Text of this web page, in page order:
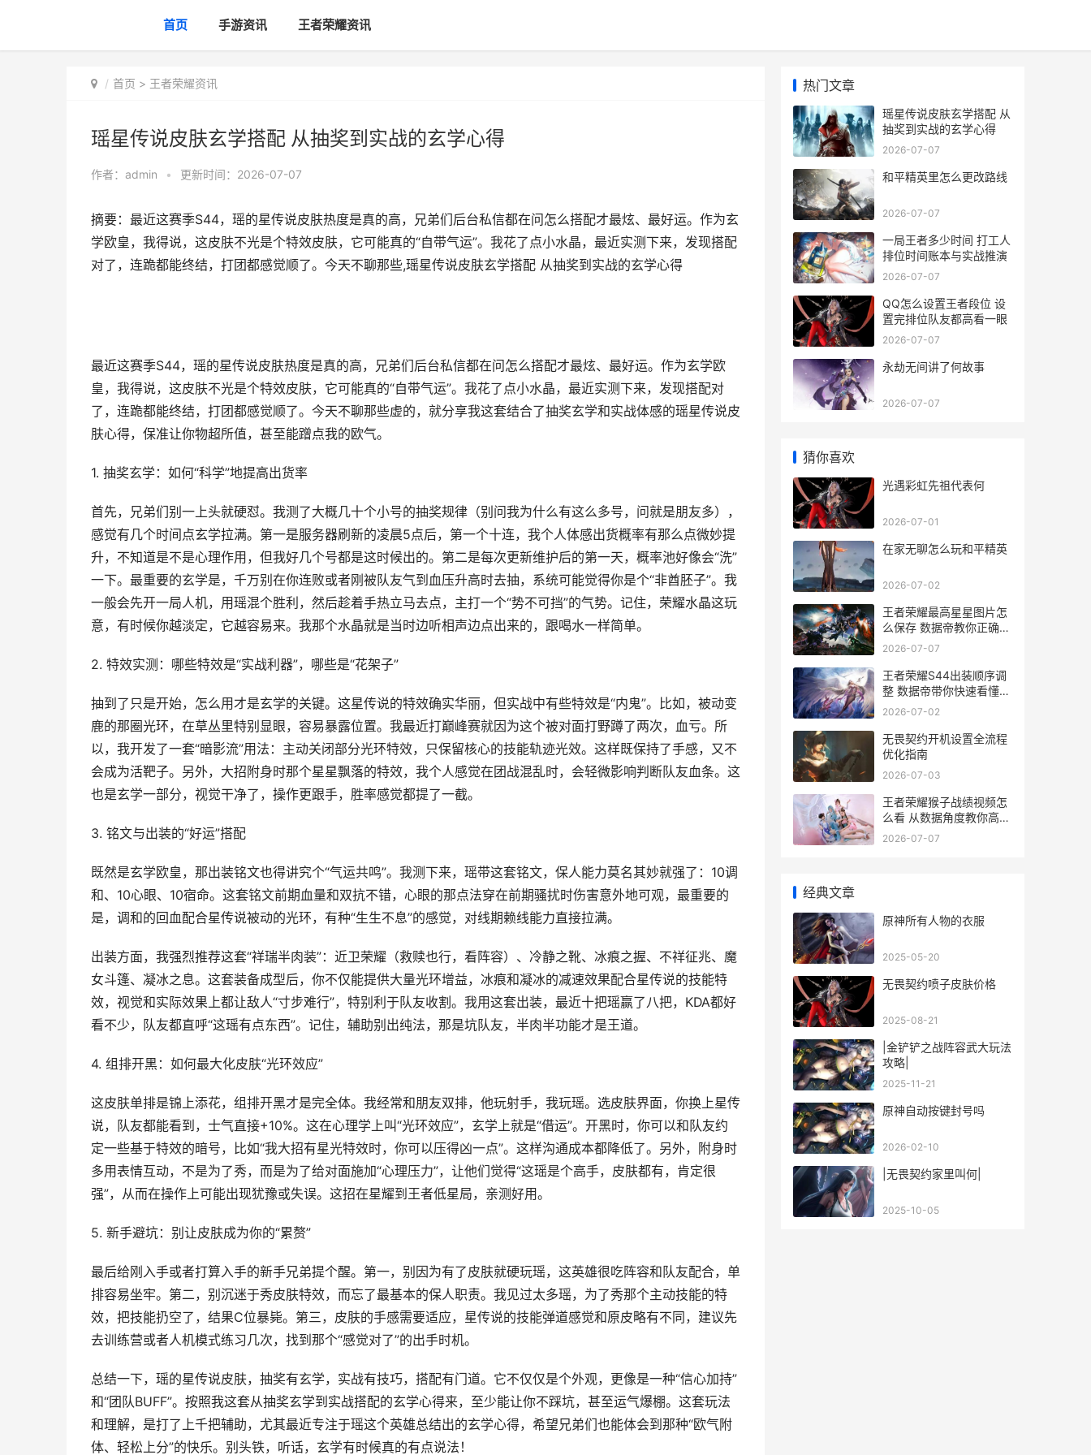
首页 手游资讯 王者荣耀资讯
首页 > 王者荣耀资讯
瑶星传说皮肤玄学搭配 从抽奖到实战的玄学心得
作者： admin • 更新时间：2026-07-07
摘要：最近这赛季S44，瑶的星传说皮肤热度是真的高，兄弟们后台私信都在问怎么搭配才最炫、最好运。作为玄
学欧皇，我得说，这皮肤不光是个特效皮肤，它可能真的“自带气运”。我花了点小水晶，最近实测下来，发现搭配
对了，连跪都能终结，打团都感觉顺了。今天不聊那些,瑶星传说皮肤玄学搭配 从抽奖到实战的玄学心得
最近这赛季S44，瑶的星传说皮肤热度是真的高，兄弟们后台私信都在问怎么搭配才最炫、最好运。作为玄学欧
皇，我得说，这皮肤不光是个特效皮肤，它可能真的“自带气运”。我花了点小水晶，最近实测下来，发现搭配对
了，连跪都能终结，打团都感觉顺了。今天不聊那些虚的，就分享我这套结合了抽奖玄学和实战体感的瑶星传说皮
肤心得，保准让你物超所值，甚至能蹭点我的欧气。
1. 抽奖玄学：如何“科学”地提高出货率
首先，兄弟们别一上头就硬怼。我测了大概几十个小号的抽奖规律（别问我为什么有这么多号，问就是朋友多），
感觉有几个时间点玄学拉满。第一是服务器刷新的凌晨5点后，第一个十连，我个人体感出货概率有那么点微妙提
升，不知道是不是心理作用，但我好几个号都是这时候出的。第二是每次更新维护后的第一天，概率池好像会“洗”
一下。最重要的玄学是，千万别在你连败或者刚被队友气到血压升高时去抽，系统可能觉得你是个“非酋胚子”。我
一般会先开一局人机，用瑶混个胜利，然后趁着手热立马去点，主打一个“势不可挡”的气势。记住，荣耀水晶这玩
意，有时候你越淡定，它越容易来。我那个水晶就是当时边听相声边点出来的，跟喝水一样简单。
2. 特效实测：哪些特效是“实战利器”，哪些是“花架子”
抽到了只是开始，怎么用才是玄学的关键。这星传说的特效确实华丽，但实战中有些特效是“内鬼”。比如，被动变
鹿的那圈光环，在草丛里特别显眼，容易暴露位置。我最近打巅峰赛就因为这个被对面打野蹲了两次，血亏。所
以，我开发了一套“暗影流”用法：主动关闭部分光环特效，只保留核心的技能轨迹光效。这样既保持了手感，又不
会成为活靶子。另外，大招附身时那个星星飘落的特效，我个人感觉在团战混乱时，会轻微影响判断队友血条。这
也是玄学一部分，视觉干净了，操作更跟手，胜率感觉都提了一截。
3. 铭文与出装的“好运”搭配
既然是玄学欧皇，那出装铭文也得讲究个“气运共鸣”。我测下来，瑶带这套铭文，保人能力莫名其妙就强了：10调
和、10心眼、10宿命。这套铭文前期血量和双抗不错，心眼的那点法穿在前期骚扰时伤害意外地可观，最重要的
是，调和的回血配合星传说被动的光环，有种“生生不息”的感觉，对线期赖线能力直接拉满。
出装方面，我强烈推荐这套“祥瑞半肉装”：近卫荣耀（救赎也行，看阵容）、冷静之靴、冰痕之握、不祥征兆、魔
女斗篷、凝冰之息。这套装备成型后，你不仅能提供大量光环增益，冰痕和凝冰的减速效果配合星传说的技能特
效，视觉和实际效果上都让敌人“寸步难行”，特别利于队友收割。我用这套出装，最近十把瑶赢了八把，KDA都好
看不少，队友都直呼“这瑶有点东西”。记住，辅助别出纯法，那是坑队友，半肉半功能才是王道。
4. 组排开黑：如何最大化皮肤“光环效应”
这皮肤单排是锦上添花，组排开黑才是完全体。我经常和朋友双排，他玩射手，我玩瑶。选皮肤界面，你换上星传
说，队友都能看到，士气直接+10%。这在心理学上叫“光环效应”，玄学上就是“借运”。开黑时，你可以和队友约
定一些基于特效的暗号，比如“我大招有星光特效时，你可以压得凶一点”。这样沟通成本都降低了。另外，附身时
多用表情互动，不是为了秀，而是为了给对面施加“心理压力”，让他们觉得“这瑶是个高手，皮肤都有，肯定很
强”，从而在操作上可能出现犹豫或失误。这招在星耀到王者低星局，亲测好用。
5. 新手避坑：别让皮肤成为你的“累赘”
最后给刚入手或者打算入手的新手兄弟提个醒。第一，别因为有了皮肤就硬玩瑶，这英雄很吃阵容和队友配合，单
排容易坐牢。第二，别沉迷于秀皮肤特效，而忘了最基本的保人职责。我见过太多瑶，为了秀那个主动技能的特
效，把技能扔空了，结果C位暴毙。第三，皮肤的手感需要适应，星传说的技能弹道感觉和原皮略有不同，建议先
去训练营或者人机模式练习几次，找到那个“感觉对了”的出手时机。
总结一下，瑶的星传说皮肤，抽奖有玄学，实战有技巧，搭配有门道。它不仅仅是个外观，更像是一种“信心加持”
和“团队BUFF”。按照我这套从抽奖玄学到实战搭配的玄学心得来，至少能让你不踩坑，甚至运气爆棚。这套玩法
和理解，是打了上千把辅助，尤其最近专注于瑶这个英雄总结出的玄学心得，希望兄弟们也能体会到那种“欧气附
体、轻松上分”的快乐。别头铁，听话，玄学有时候真的有点说法！
热门文章
瑶星传说皮肤玄学搭配 从
抽奖到实战的玄学心得
2026-07-07
和平精英里怎么更改路线
2026-07-07
一局王者多少时间 打工人
排位时间账本与实战推演
2026-07-07
QQ怎么设置王者段位 设
置完排位队友都高看一眼
2026-07-07
永劫无间讲了何故事
2026-07-07
猜你喜欢
光遇彩虹先祖代表何
2026-07-01
在家无聊怎么玩和平精英
2026-07-02
王者荣耀最高星星图片怎
么保存 数据帝教你正确截
屏姿势
2026-07-07
王者荣耀S44出装顺序调
整 数据帝带你快速看懂版
本变化
2026-07-02
无畏契约开机设置全流程
优化指南
2026-07-03
王者荣耀猴子战绩视频怎
么看 从数据角度教你高效
学习
2026-07-07
经典文章
原神所有人物的衣服
2025-05-20
无畏契约喷子皮肤价格
2025-08-21
|金铲铲之战阵容武大玩法
攻略|
2025-11-21
原神自动按键封号吗
2026-02-10
|无畏契约家里叫何|
2025-10-05